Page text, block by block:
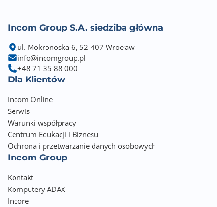
Incom Group S.A. siedziba główna
ul. Mokronoska 6, 52-407 Wrocław
info@incomgroup.pl
+48 71 35 88 000
Dla Klientów
Incom Online
Serwis
Warunki współpracy
Centrum Edukacji i Biznesu
Ochrona i przetwarzanie danych osobowych
Incom Group
Kontakt
Komputery ADAX
Incore